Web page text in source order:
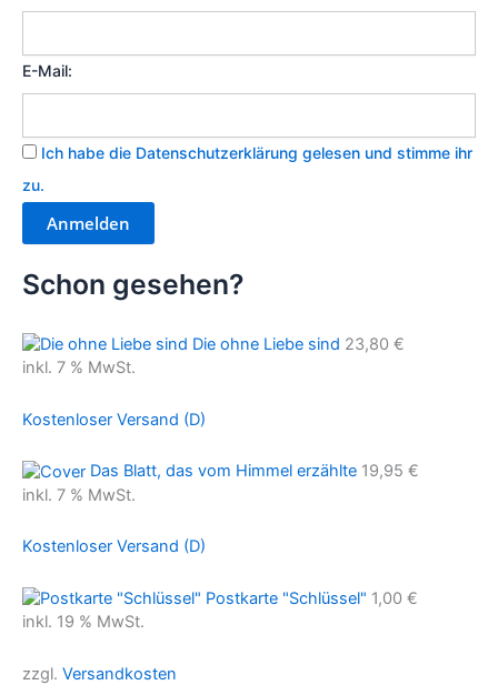
E-Mail:
Ich habe die Datenschutzerklärung gelesen und stimme ihr
zu.
Schon gesehen?
Die ohne Liebe sind 23,80 €
inkl. 7 % MwSt.
Kostenloser Versand (D)
Das Blatt, das vom Himmel erzählte 19,95 €
inkl. 7 % MwSt.
Kostenloser Versand (D)
Postkarte "Schlüssel" 1,00 €
inkl. 19 % MwSt.
zzgl. Versandkosten